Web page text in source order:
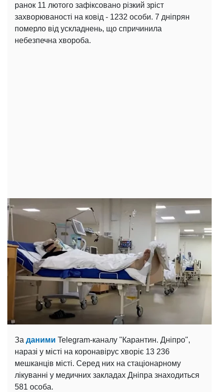
ранок 11 лютого зафіксовано різкий зріст
захворюваності на ковід - 1232 особи. 7 дніпрян
померло від ускладнень, що спричинила
небезпечна хвороба.
За даними Telegram-каналу "Карантин. Дніпро",
наразі у місті на коронавірус хворіє 13 236
мешканців місті. Серед них на стаціонарному
лікуванні у медичних закладах Дніпра знаходиться
581 особа.